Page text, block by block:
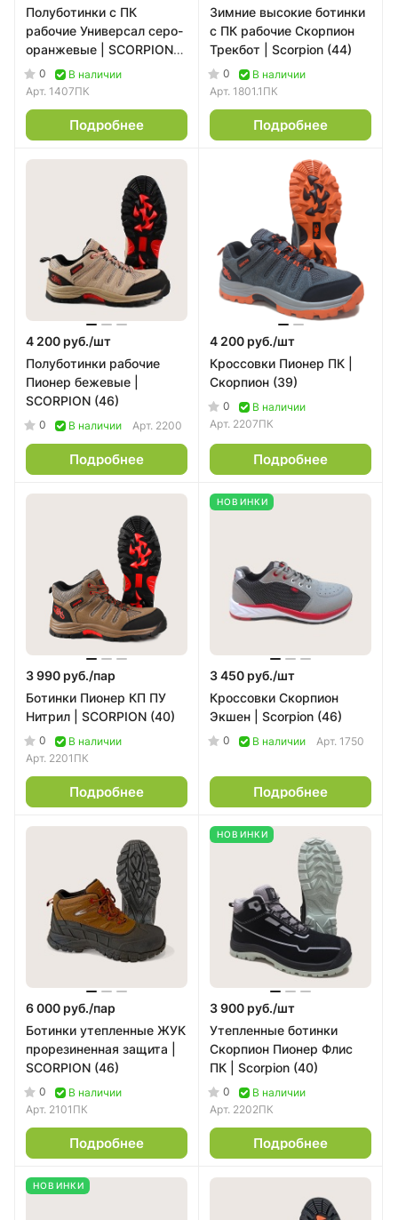
Полуботинки с ПК
рабочие Универсал серо-
оранжевые | SCORPION
(45)
0
В наличии
Арт. 1407ПК
Подробнее
Зимние высокие ботинки
с ПК рабочие Скорпион
Трекбот | Scorpion (44)
0
В наличии
Арт. 1801.1ПК
Подробнее
4 200 руб./шт
Полуботинки рабочие
Пионер бежевые |
SCORPION (46)
0 В наличии Арт. 2200
Подробнее
4 200 руб./шт
Кроссовки Пионер ПК |
Скорпион (39)
0
В наличии
Арт. 2207ПК
Подробнее
3 990 руб./пар
Ботинки Пионер КП ПУ
Нитрил | SCORPION (40)
0
В наличии
Арт. 2201ПК
Подробнее
НОВИНКИ
3 450 руб./шт
Кроссовки Скорпион
Экшен | Scorpion (46)
0 В наличии Арт. 1750
Подробнее
6 000 руб./пар
Ботинки утепленные ЖУК
прорезиненная защита |
SCORPION (46)
0
В наличии
Арт. 2101ПК
Подробнее
НОВИНКИ
3 900 руб./шт
Утепленные ботинки
Скорпион Пионер Флис
ПК | Scorpion (40)
0
В наличии
Арт. 2202ПК
Подробнее
НОВИНКИ